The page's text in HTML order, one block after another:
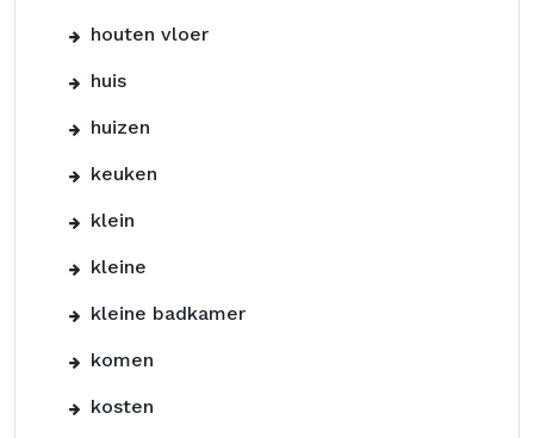
houten vloer
huis
huizen
keuken
klein
kleine
kleine badkamer
komen
kosten